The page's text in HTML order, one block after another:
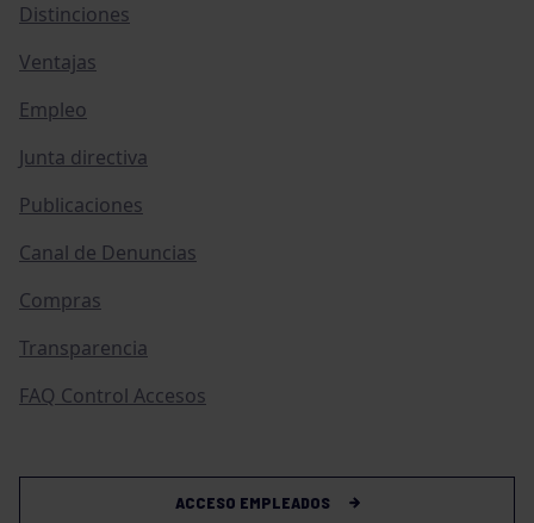
Distinciones
Ventajas
Empleo
Junta directiva
Publicaciones
Canal de Denuncias
Compras
Transparencia
FAQ Control Accesos
ACCESO EMPLEADOS